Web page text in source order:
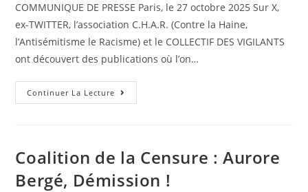
COMMUNIQUE DE PRESSE Paris, le 27 octobre 2025 Sur X,
ex-TWITTER, l’association C.H.A.R. (Contre la Haine,
l’Antisémitisme le Racisme) et le COLLECTIF DES VIGILANTS
ont découvert des publications où l’on…
Continuer La Lecture
Coalition de la Censure : Aurore
Bergé, Démission !